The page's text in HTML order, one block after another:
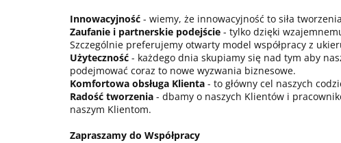
Innowacyjność - wiemy, że innowacyjność to siła
Zaufanie i partnerskie podejście - tylko dzięki
Szczególnie preferujemy otwarty model współpracy z
Użyteczność - każdego dnia skupiamy się nad tym aby
podejmować coraz to nowe wyzwania biznesowe.
Komfortowa obsługa Klienta - to główny cel naszych
Radość tworzenia - dbamy o naszych Klientów i
naszym Klientom.
Zapraszamy do Współpracy